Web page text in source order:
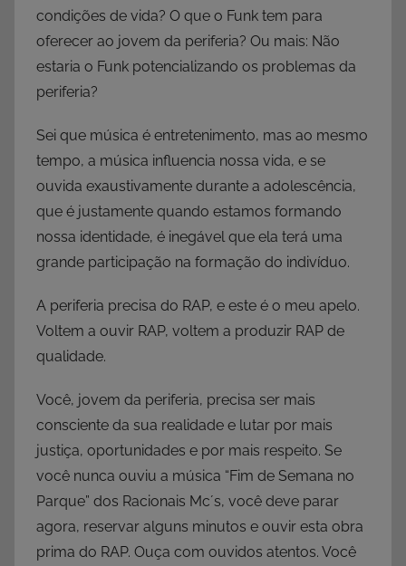
condições de vida? O que o Funk tem para
oferecer ao jovem da periferia? Ou mais: Não
estaria o Funk potencializando os problemas da
periferia?
Sei que música é entretenimento, mas ao mesmo
tempo, a música influencia nossa vida, e se
ouvida exaustivamente durante a adolescência,
que é justamente quando estamos formando
nossa identidade, é inegável que ela terá uma
grande participação na formação do indivíduo.
A periferia precisa do RAP, e este é o meu apelo.
Voltem a ouvir RAP, voltem a produzir RAP de
qualidade.
Você, jovem da periferia, precisa ser mais
consciente da sua realidade e lutar por mais
justiça, oportunidades e por mais respeito. Se
você nunca ouviu a música “Fim de Semana no
Parque” dos Racionais Mc´s, você deve parar
agora, reservar alguns minutos e ouvir esta obra
prima do RAP. Ouça com ouvidos atentos. Você